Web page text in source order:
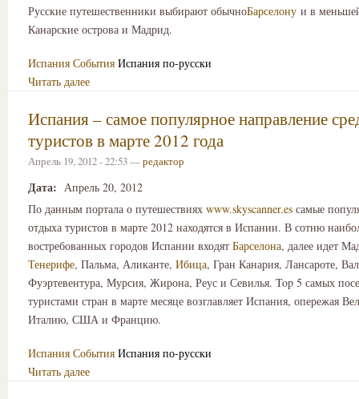
Русские путешественники выбирают обычноБарселону и в
Канарские острова и Мадрид.
Испания События Испания по-русски
Читать далее
Испания – самое популярное направление
туристов в марте 2012 года
Апрель 19, 2012 - 22:53 —редактор
Дата: Апрель 20, 2012
По данным портала о путешествиях www.skyscanner.es самые
отдыха туристов в марте 2012 находятся в Испании. В сотню
востребованных городов Испании входят Барселона, далее идет
Тенерифе, Пальма, Аликанте, Ибица, Гран Канария, Лансароте,
Фуэртевентура, Мурсия, Жирона, Реус и Севилья. Top 5 самых
туристами стран в марте месяце возглавляет Испания, опережая
Италию, США и Францию.
Испания События Испания по-русски
Читать далее